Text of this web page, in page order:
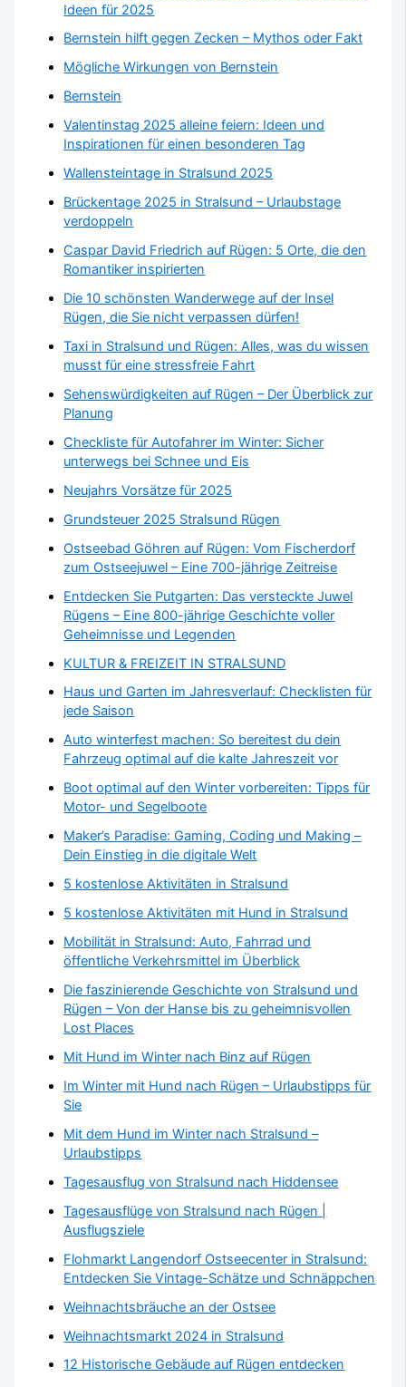
Ideen für 2025
Bernstein hilft gegen Zecken – Mythos oder Fakt
Mögliche Wirkungen von Bernstein
Bernstein
Valentinstag 2025 alleine feiern: Ideen und
Inspirationen für einen besonderen Tag
Wallensteintage in Stralsund 2025
Brückentage 2025 in Stralsund – Urlaubstage
verdoppeln
Caspar David Friedrich auf Rügen: 5 Orte, die den
Romantiker inspirierten
Die 10 schönsten Wanderwege auf der Insel
Rügen, die Sie nicht verpassen dürfen!
Taxi in Stralsund und Rügen: Alles, was du wissen
musst für eine stressfreie Fahrt
Sehenswürdigkeiten auf Rügen – Der Überblick zur
Planung
Checkliste für Autofahrer im Winter: Sicher
unterwegs bei Schnee und Eis
Neujahrs Vorsätze für 2025
Grundsteuer 2025 Stralsund Rügen
Ostseebad Göhren auf Rügen: Vom Fischerdorf
zum Ostseejuwel – Eine 700-jährige Zeitreise
Entdecken Sie Putgarten: Das versteckte Juwel
Rügens – Eine 800-jährige Geschichte voller
Geheimnisse und Legenden
KULTUR & FREIZEIT IN STRALSUND
Haus und Garten im Jahresverlauf: Checklisten für
jede Saison
Auto winterfest machen: So bereitest du dein
Fahrzeug optimal auf die kalte Jahreszeit vor
Boot optimal auf den Winter vorbereiten: Tipps für
Motor- und Segelboote
Maker’s Paradise: Gaming, Coding und Making –
Dein Einstieg in die digitale Welt
5 kostenlose Aktivitäten in Stralsund
5 kostenlose Aktivitäten mit Hund in Stralsund
Mobilität in Stralsund: Auto, Fahrrad und
öffentliche Verkehrsmittel im Überblick
Die faszinierende Geschichte von Stralsund und
Rügen – Von der Hanse bis zu geheimnisvollen
Lost Places
Mit Hund im Winter nach Binz auf Rügen
Im Winter mit Hund nach Rügen – Urlaubstipps für
Sie
Mit dem Hund im Winter nach Stralsund –
Urlaubstipps
Tagesausflug von Stralsund nach Hiddensee
Tagesausflüge von Stralsund nach Rügen |
Ausflugsziele
Flohmarkt Langendorf Ostseecenter in Stralsund:
Entdecken Sie Vintage-Schätze und Schnäppchen
Weihnachtsbräuche an der Ostsee
Weihnachtsmarkt 2024 in Stralsund
12 Historische Gebäude auf Rügen entdecken